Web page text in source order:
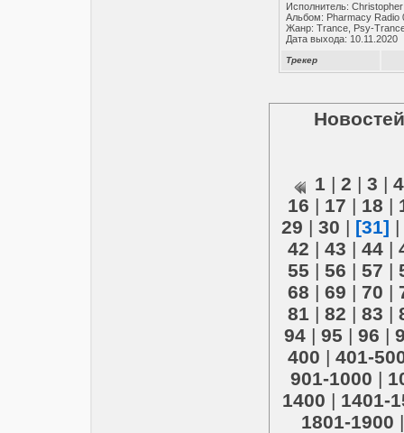
Исполнитель:
Альбом: Pharmacy Radio
Жанр: Trance, Psy-
Дата выхода: 10.11.2020
Трекер
1 | 2 | 3 | 4
16 | 17 | 18 |
29 | 30 | [31] |
42 | 43 | 44|
55 | 56 | 57 |
68 | 69 | 70 |
81 | 82 | 83 |
94 | 95 | 96 |
400 | 401-
901-1000 |
1400 | 1401-
1801-1900